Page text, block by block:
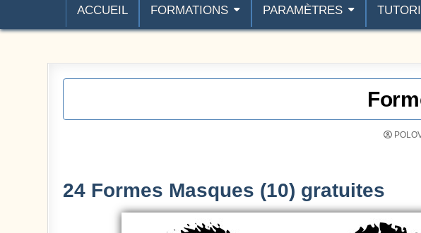
ACCUEIL FORMATIONS PARAMÈTRES
24 Formes Masques (10) gratuites